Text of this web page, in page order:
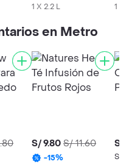
1 X 2.2 L
1 X
en Metro
S/ 9.80 S/ 11.60
-15%
S/